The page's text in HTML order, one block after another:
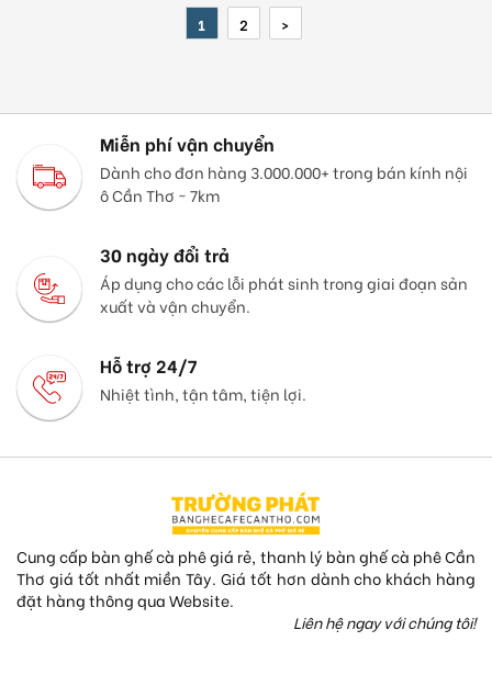
1 2 >
Miễn phí vận chuyển
Dành cho đơn hàng 3.000.000+ trong bán kính nội
ô Cần Thơ ~ 7km
30 ngày đổi trả
Áp dụng cho các lỗi phát sinh trong giai đoạn sản
xuất và vận chuyển.
Hỗ trợ 24/7
Nhiệt tình, tận tâm, tiện lợi.
Cung cấp bàn ghế cà phê giá rẻ, thanh lý bàn ghế cà phê Cần
Thơ giá tốt nhất miền Tây. Giá tốt hơn dành cho khách hàng
đặt hàng thông qua Website.
Liên hệ ngay với chúng tôi!